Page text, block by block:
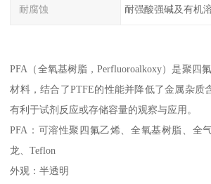
耐腐蚀 耐强酸强碱及有机
PFA（全氧基树脂，Perfluoroalkoxy）是聚四
材料，结合了PTFE的性能并降低了金属杂质
有利于试剂反应或存储容量的观察与应用。
PFA：可溶性聚四氟乙烯、全氧基树脂、全
龙、Teflon
外观：半透明